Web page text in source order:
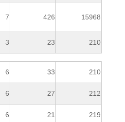
7 426 15968
3 23 210
6 33 210
6 27 212
6 21 219